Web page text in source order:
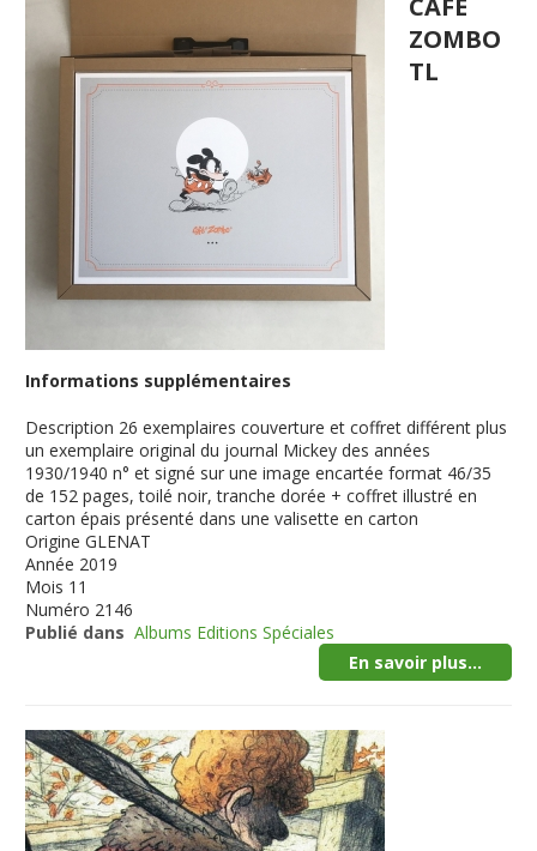
CAFE
ZOMBO
TL
Informations supplémentaires
Description 26 exemplaires couverture et coffret différent plus
un exemplaire original du journal Mickey des années
1930/1940 n° et signé sur une image encartée format 46/35
de 152 pages, toilé noir, tranche dorée + coffret illustré en
carton épais présenté dans une valisette en carton
Origine GLENAT
Année 2019
Mois 11
Numéro 2146
Publié dans Albums Editions Spéciales
En savoir plus...